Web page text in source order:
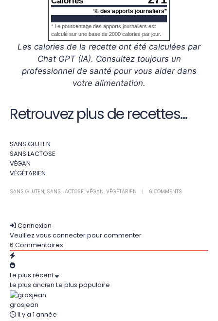
% des apports journaliers*
* Le pourcentage des apports journaliers est
calculé sur une base de 2000 calories par jour.
Les calories de la recette ont été calculées par
Chat GPT (IA). Consultez toujours un
professionnel de santé pour vous aider dans
votre alimentation.
Retrouvez plus de recettes…
SANS GLUTEN
SANS LACTOSE
VÉGAN
VÉGÉTARIEN
SANS GLUTEN, SANS LACTOSE, VÉGAN, VÉGÉTARIEN 6 COMMENTS
Connexion
Veuillez vous connecter pour commenter
6 Commentaires
Le plus récent
Le plus ancien Le plus populaire
grosjean
il y a 1 année